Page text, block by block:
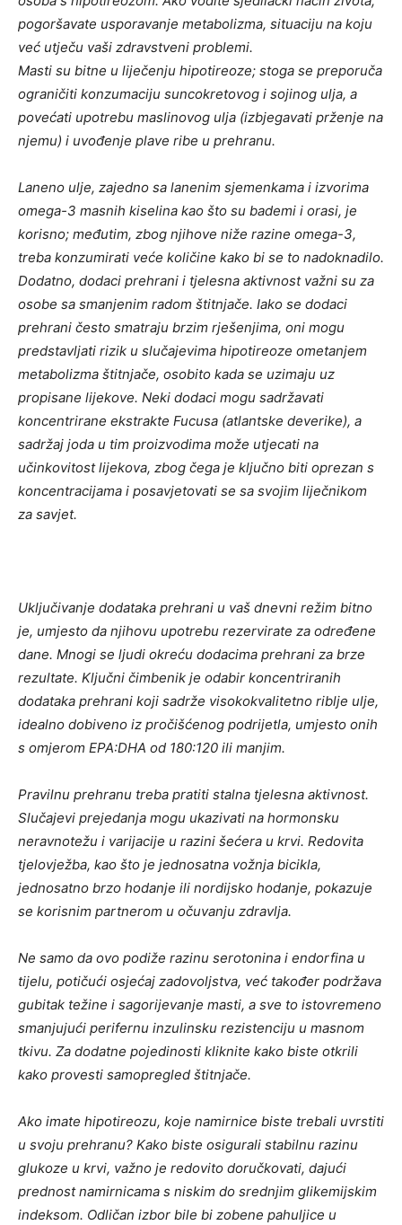
pogoršavate usporavanje metabolizma, situaciju na koju
već utječu vaši zdravstveni problemi.
Masti su bitne u liječenju hipotireoze; stoga se preporuča
ograničiti konzumaciju suncokretovog i sojinog ulja, a
povećati upotrebu maslinovog ulja (izbjegavati prženje na
njemu) i uvođenje plave ribe u prehranu.
Laneno ulje, zajedno sa lanenim sjemenkama i izvorima
omega-3 masnih kiselina kao što su bademi i orasi, je
korisno; međutim, zbog njihove niže razine omega-3,
treba konzumirati veće količine kako bi se to nadoknadilo.
Dodatno, dodaci prehrani i tjelesna aktivnost važni su za
osobe sa smanjenim radom štitnjače. Iako se dodaci
prehrani često smatraju brzim rješenjima, oni mogu
predstavljati rizik u slučajevima hipotireoze ometanjem
metabolizma štitnjače, osobito kada se uzimaju uz
propisane lijekove. Neki dodaci mogu sadržavati
koncentrirane ekstrakte Fucusa (atlantske deverike), a
sadržaj joda u tim proizvodima može utjecati na
učinkovitost lijekova, zbog čega je ključno biti oprezan s
koncentracijama i posavjetovati se sa svojim liječnikom
za savjet.
Uključivanje dodataka prehrani u vaš dnevni režim bitno
je, umjesto da njihovu upotrebu rezervirate za određene
dane. Mnogi se ljudi okreću dodacima prehrani za brze
rezultate. Ključni čimbenik je odabir koncentriranih
dodataka prehrani koji sadrže visokokvalitetno riblje ulje,
idealno dobiveno iz pročišćenog podrijetla, umjesto onih
s omjerom EPA:DHA od 180:120 ili manjim.
Pravilnu prehranu treba pratiti stalna tjelesna aktivnost.
Slučajevi prejedanja mogu ukazivati ​​na hormonsku
neravnotežu i varijacije u razini šećera u krvi. Redovita
tjelovježba, kao što je jednosatna vožnja bicikla,
jednosatno brzo hodanje ili nordijsko hodanje, pokazuje
se korisnim partnerom u očuvanju zdravlja.
Ne samo da ovo podiže razinu serotonina i endorfina u
tijelu, potičući osjećaj zadovoljstva, već također podržava
gubitak težine i sagorijevanje masti, a sve to istovremeno
smanjujući perifernu inzulinsku rezistenciju u masnom
tkivu. Za dodatne pojedinosti kliknite kako biste otkrili
kako provesti samopregled štitnjače.
Ako imate hipotireozu, koje namirnice biste trebali uvrstiti
u svoju prehranu? Kako biste osigurali stabilnu razinu
glukoze u krvi, važno je redovito doručkovati, dajući
prednost namirnicama s niskim do srednjim glikemijskim
indeksom. Odličan izbor bile bi zobene pahuljice u